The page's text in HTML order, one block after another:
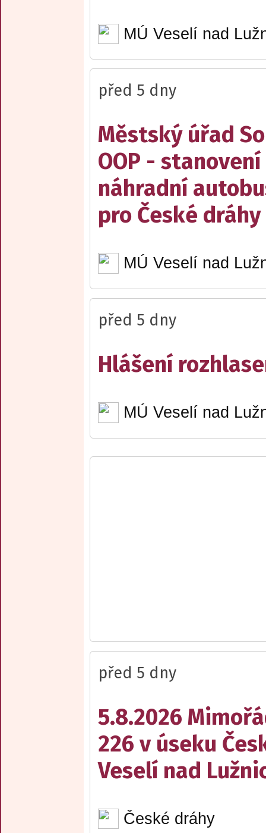
MÚ Veselí nad
před 5 dny
Městský úřad
OOP -
náhradní
pro České dráhy
MÚ Veselí nad
před 5 dny
Hlášení
MÚ Veselí nad
před 5 dny
5.8.2026
226 v úseku
Veselí nad
České dráhy